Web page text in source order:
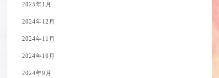
2025年1月
2024年12月
2024年11月
2024年10月
2024年9月